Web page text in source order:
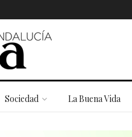
Sociedad La Buena Vida